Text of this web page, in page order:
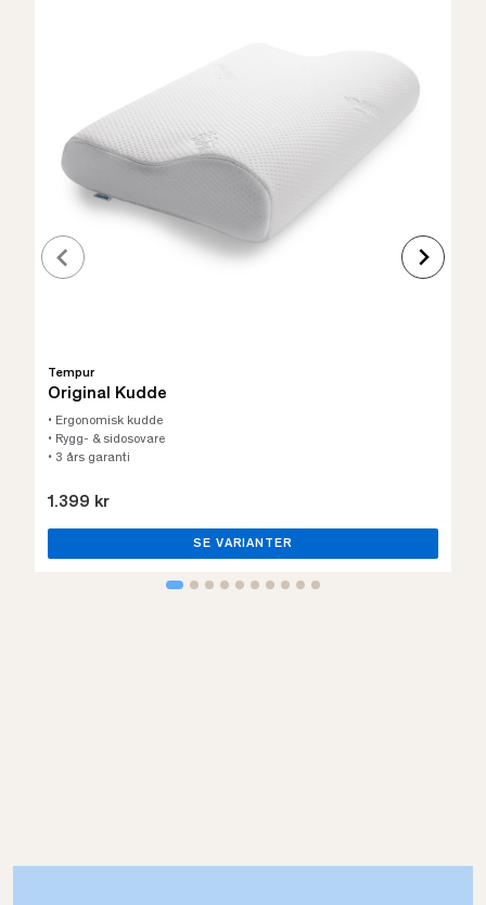
Tempur
Original Kudde
• Ergonomisk kudde
• Rygg- & sidosovare
• 3 års garanti
1.399 kr
SE VARIANTER